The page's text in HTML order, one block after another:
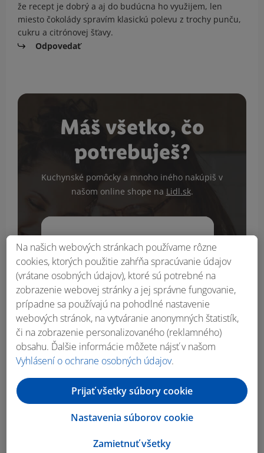
že recept je dobrý a aj do budúcna ho využijem, len
miesto čokolády spravím klasickú polevu z trochy punču,
cukru a citrónovej šťavy.
Odpovedať
Máš všetko, čo
potrebuješ?
Kuchynské pomôcky a mnoho iného nakúpiš v
našom online shope na Lidl.sk.
Bissell Kefová rolka
Crosswave
16.99
Na našich webových stránkach používame rôzne
cookies, ktorých použitie zahŕňa spracúvanie údajov
(vrátane osobných údajov), ktoré sú potrebné na
zobrazenie webovej stránky a jej správne fungovanie,
prípadne sa používajú na pohodlné nastavenie
webových stránok, na vytváranie anonymných štatistík,
či na zobrazenie personalizovaného (reklamného)
obsahu. Ďalšie informácie môžete nájsť v našom
Vyhlásení o ochrane osobných údajov.
Zamietnuť všetky
Nastavenia súborov cookie
Prijať všetky súbory cookie